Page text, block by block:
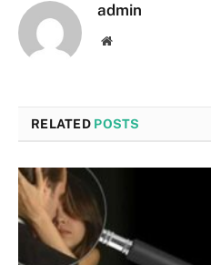
admin
Website
RELATED POSTS